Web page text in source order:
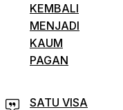
KEMBALI
MENJADI
KAUM
PAGAN
SATU VISA